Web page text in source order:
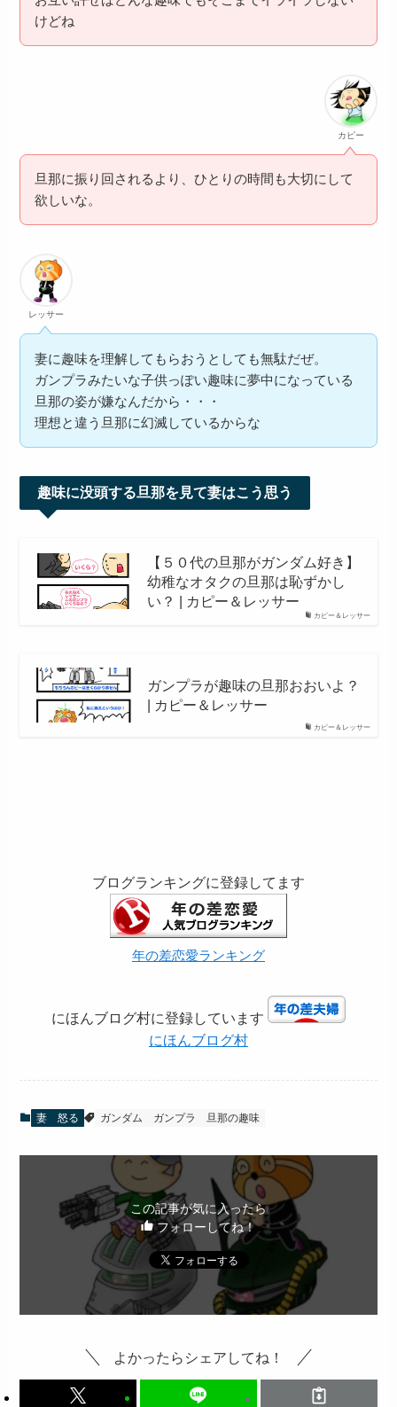
けどね
カピー
旦那に振り回されるより、ひとりの時間も大切にして
欲しいな。
レッサー
妻に趣味を理解してもらおうとしても無駄だぜ。
ガンプラみたいな子供っぽい趣味に夢中になっている
旦那の姿が嫌なんだから・・・
理想と違う旦那に幻滅しているからな
趣味に没頭する旦那を見て妻はこう思う
カピー＆レッサー
【５０代の旦那がガンダム好き】
幼稚なオタクの旦那は恥ずかし
い？ | カピー＆レッサー
カピー＆レッサー
ガンプラが趣味の旦那おおいよ？
| カピー＆レッサー
ブログランキングに登録してます
年の差恋愛ランキング
にほんブログ村に登録しています
にほんブログ村
妻 怒る ガンダム ガンプラ 旦那の趣味
この記事が気に入ったら
フォローしてね！
よかったらシェアしてね！